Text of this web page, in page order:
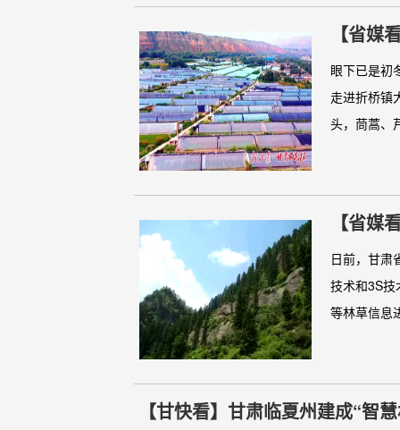
【省媒
眼下已是初
走进折桥镇
头，茼蒿、
【省媒
日前，甘肃
技术和3S技
等林草信息
【甘快看】甘肃临夏州建成“智